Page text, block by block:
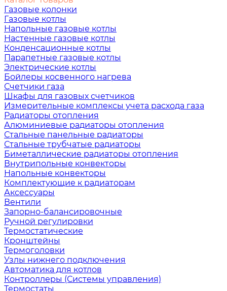
Газовые колонки
Газовые котлы
Напольные газовые котлы
Настенные газовые котлы
Конденсационные котлы
Парапетные газовые котлы
Электрические котлы
Бойлеры косвенного нагрева
Счетчики газа
Шкафы для газовых счетчиков
Измерительные комплексы учета расхода газа
Радиаторы отопления
Алюминиевые радиаторы отопления
Стальные панельные радиаторы
Стальные трубчатые радиаторы
Биметаллические радиаторы отопления
Внутрипольные конвекторы
Напольные конвекторы
Комплектующие к радиаторам
Аксессуары
Вентили
Запорно-балансировочные
Ручной регулировки
Термостатические
Кронштейны
Термоголовки
Узлы нижнего подключения
Автоматика для котлов
Контроллеры (Системы управления)
Термостаты